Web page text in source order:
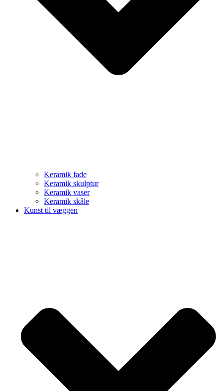
Keramik fade
Keramik skulptur
Keramik vaser
Keramik skåle
Kunst til væggen